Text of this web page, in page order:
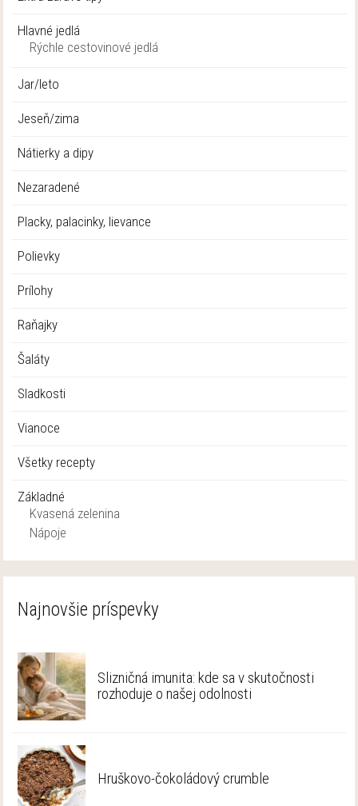
Hlavné jedlá
Rýchle cestovinové jedlá
Jar/leto
Jeseň/zima
Nátierky a dipy
Nezaradené
Placky, palacinky, lievance
Polievky
Prílohy
Raňajky
Šaláty
Sladkosti
Vianoce
Všetky recepty
Základné
Kvasená zelenina
Nápoje
Najnovšie príspevky
Slizničná imunita: kde sa v skutočnosti
rozhoduje o našej odolnosti
Hruškovo-čokoládový crumble